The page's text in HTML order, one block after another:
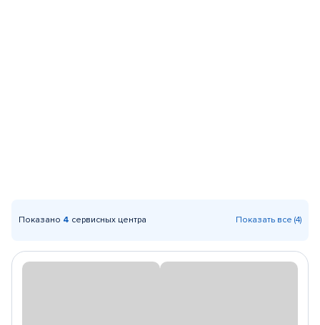
Показано 4 сервисных центра Показать все (4)